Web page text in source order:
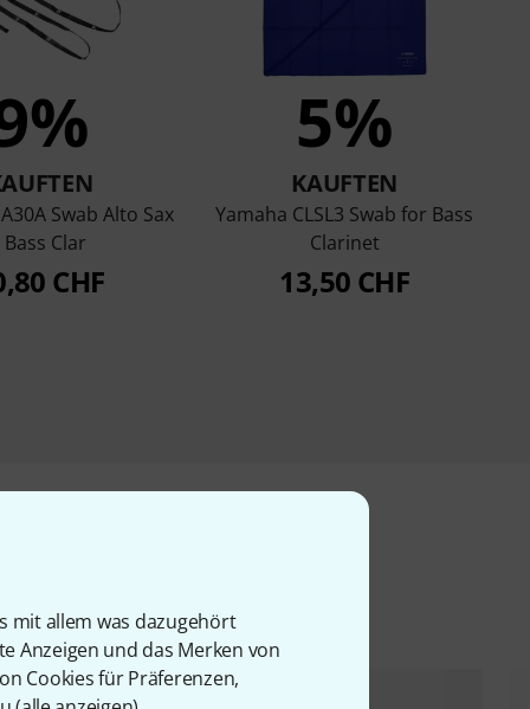
mit allem was dazugehört
Anzeigen und das Merken von
Cookies für Präferenzen,
Swab Alto Sax
Clar
CHF
5%
KAUFTEN
Yamaha CLSL3 Swab for Bass
Clarinet
13,50 CHF